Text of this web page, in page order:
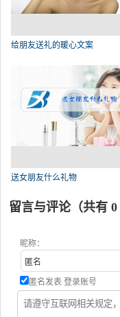
给朋友送礼的暖心文案
送女朋友什么礼物
留言与评论（共有 0
昵称：
匿名发表 登录账号